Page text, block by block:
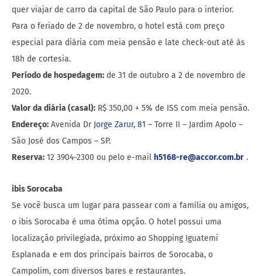
quer viajar de carro da capital de São Paulo para o interior.
Para o feriado de 2 de novembro, o hotel está com preço
especial para diária com meia pensão e late check-out até às
18h de cortesia.
Período de hospedagem: de 31 de outubro a 2 de novembro de
2020.
Valor da diária (casal): R$ 350,00 + 5% de ISS com meia pensão.
Endereço: Avenida Dr Jorge Zarur, 81 – Torre II – Jardim Apolo –
São José dos Campos – SP.
Reserva: 12 3904-2300 ou pelo e-mail h5168-re@accor.com.br .
ibis Sorocaba
Se você busca um lugar para passear com a família ou amigos,
o ibis Sorocaba é uma ótima opção. O hotel possui uma
localização privilegiada, próximo ao Shopping Iguatemi
Esplanada e em dos principais bairros de Sorocaba, o
Campolim, com diversos bares e restaurantes.